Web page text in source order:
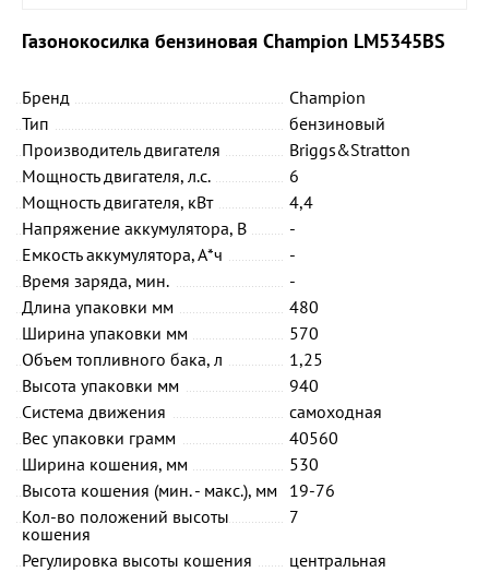
Газонокосилка бензиновая Champion LM5345BS
Бренд
Champion
Тип
бензиновый
Производитель двигателя
Briggs&Stratton
Мощность двигателя, л.с.
6
Мощность двигателя, кВт
4,4
Напряжение аккумулятора, В
-
Емкость аккумулятора, А*ч
-
Время заряда, мин.
-
Длина упаковки мм
480
Ширина упаковки мм
570
Объем топливного бака, л
1,25
Высота упаковки мм
940
Система движения
самоходная
Вес упаковки грамм
40560
Ширина кошения, мм
530
Высота кошения (мин. - макс.), мм 19-76
Кол-во положений высоты
кошения
7
Регулировка высоты кошения
центральная